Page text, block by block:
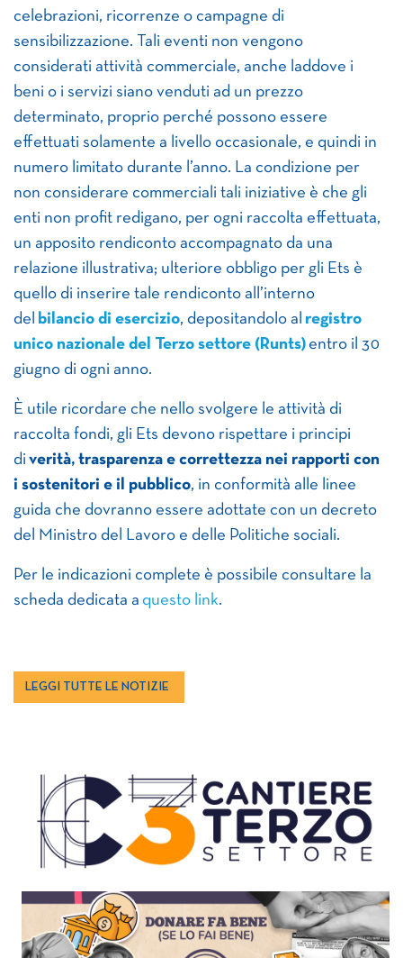
celebrazioni, ricorrenze o campagne di
sensibilizzazione. Tali eventi non vengono
considerati attività commerciale, anche laddove i
beni o i servizi siano venduti ad un prezzo
determinato, proprio perché possono essere
effettuati solamente a livello occasionale, e quindi in
numero limitato durante l’anno. La condizione per
non considerare commerciali tali iniziative è che gli
enti non profit redigano, per ogni raccolta effettuata,
un apposito rendiconto accompagnato da una
relazione illustrativa; ulteriore obbligo per gli Ets è
quello di inserire tale rendiconto all’interno
del
bilancio di esercizio, depositandolo al registro
unico nazionale del Terzo settore (Runts) entro il 30
giugno di ogni anno.
È utile ricordare che nello svolgere le attività di
raccolta fondi, gli Ets devono rispettare i principi
di verità, trasparenza e correttezza nei rapporti con
i sostenitori e il pubblico, in conformità alle linee
guida che dovranno essere adottate con un decreto
del Ministro del Lavoro e delle Politiche sociali.
Per le indicazioni complete è possibile consultare la
scheda dedicata a questo link.
LEGGI TUTTE LE NOTIZIE